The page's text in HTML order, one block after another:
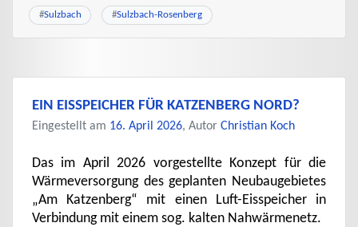
#Sulzbach #Sulzbach-Rosenberg
EIN EISSPEICHER FÜR KATZENBERG NORD?
Eingestellt am 16. April 2026, Autor Christian Koch
Das im April 2026 vorgestellte Konzept für die
Wärmeversorgung des geplanten Neubaugebietes
„Am Katzenberg“ mit einen Luft-Eisspeicher in
Verbindung mit einem sog. kalten Nahwärmenetz.